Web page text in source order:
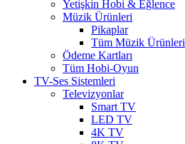
Yetişkin Hobi & Eğlence
Müzik Ürünleri
Pikaplar
Tüm Müzik Ürünleri
Ödeme Kartları
Tüm Hobi-Oyun
TV-Ses Sistemleri
Televizyonlar
Smart TV
LED TV
4K TV